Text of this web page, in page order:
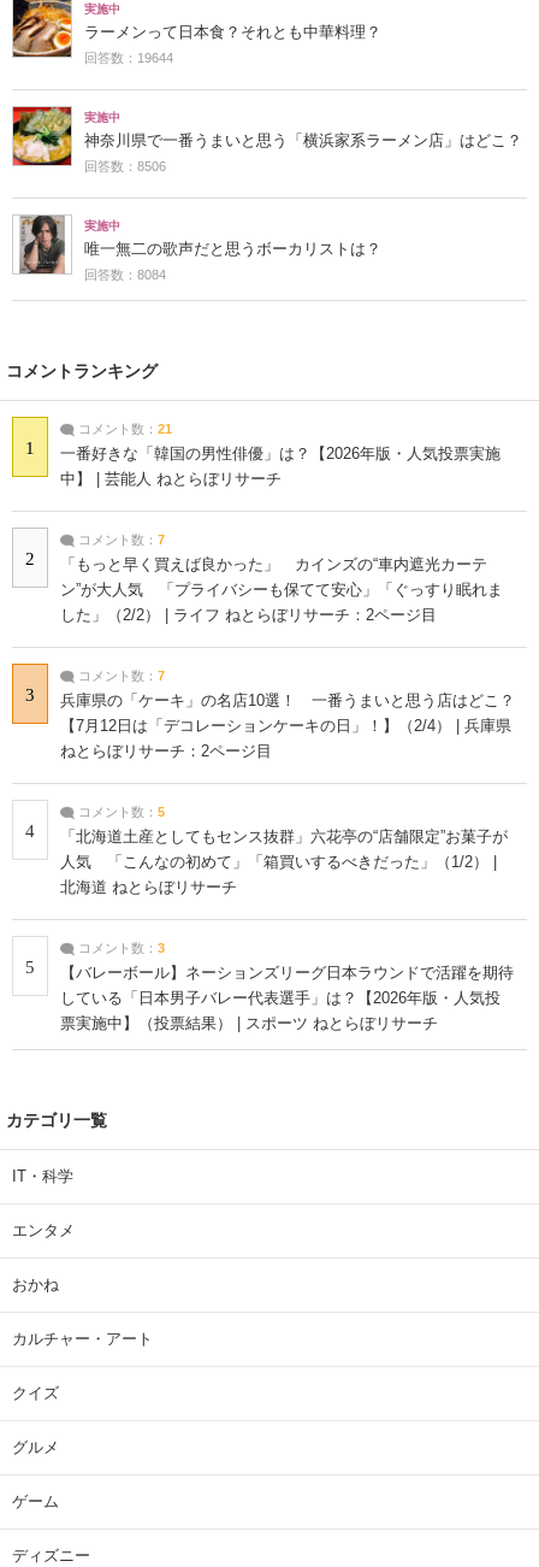
実施中
ラーメンって日本食？それとも中華料理？
回答数：19644
実施中
神奈川県で一番うまいと思う「横浜家系ラーメン店」はどこ？
回答数：8506
実施中
唯一無二の歌声だと思うボーカリストは？
回答数：8084
コメントランキング
1
コメント数： 21
一番好きな「韓国の男性俳優」は？【2026年版・人気投票実施
中】 | 芸能人 ねとらぼリサーチ
2
コメント数： 7
「もっと早く買えば良かった」 カインズの“車内遮光カーテ
ン”が大人気 「プライバシーも保てて安心」「ぐっすり眠れま
した」（2/2） | ライフ ねとらぼリサーチ：2ページ目
3
コメント数： 7
兵庫県の「ケーキ」の名店10選！ 一番うまいと思う店はどこ？
【7月12日は「デコレーションケーキの日」！】（2/4） | 兵庫県
ねとらぼリサーチ：2ページ目
4
コメント数： 5
「北海道土産としてもセンス抜群」六花亭の“店舗限定”お菓子が
人気 「こんなの初めて」「箱買いするべきだった」（1/2） |
北海道 ねとらぼリサーチ
5
コメント数： 3
【バレーボール】ネーションズリーグ日本ラウンドで活躍を期待
している「日本男子バレー代表選手」は？【2026年版・人気投
票実施中】（投票結果） | スポーツ ねとらぼリサーチ
カテゴリ一覧
IT・科学
エンタメ
おかね
カルチャー・アート
クイズ
グルメ
ゲーム
ディズニー